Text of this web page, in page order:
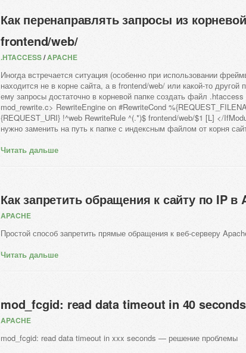
Как перенаправлять запросы из
frontend/web/
.HTACCESS/APACHE
Иногда встречается ситуация (особенно при использовании
находится не в корне сайта, а в frontend/web/ или какой-то
ему запросы достаточно в корневой папке создать файл
mod_rewrite.c> RewriteEngine on #RewriteCond
{REQUEST_URI} !^web RewriteRule ^(.*)$ frontend/web/$1 [L] </
нужно заменить на путь к папке с индексным файлом от корня
Читать дальше
Как запретить обращения к сайту по IP в
APACHE
Простой способ запретить прямые обращения к веб-серверу
Читать дальше
mod_fcgid: read data timeout in 40 seconds
APACHE
mod_fcgid: read data timeout in xxx seconds — решение проблемы